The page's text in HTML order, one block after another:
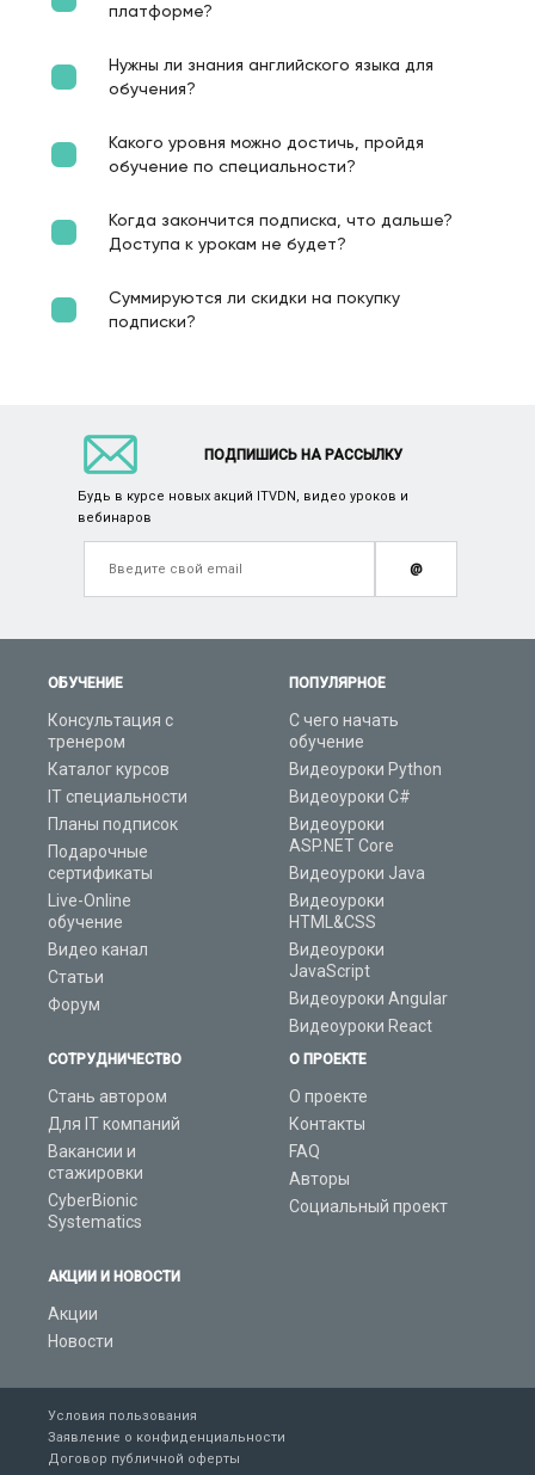
платформе?
Нужны ли знания английского языка для
обучения?
Какого уровня можно достичь, пройдя
обучение по специальности?
Когда закончится подписка, что дальше?
Доступа к урокам не будет?
Суммируются ли скидки на покупку
подписки?
ОБУЧЕНИЕ
Консультация с
тренером
Каталог курсов
IT специальности
Планы подписок
Подарочные
сертификаты
Live-Online
обучение
Видео канал
Статьи
Форум
ПОПУЛЯРНОЕ
С чего начать
обучение
Видеоуроки Python
Видеоуроки C#
Видеоуроки
ASP.NET Core
Видеоуроки Java
Видеоуроки
HTML&CSS
Видеоуроки
JavaScript
Видеоуроки Angular
Видеоуроки React
СОТРУДНИЧЕСТВО
Стань автором
Для IT компаний
Вакансии и
стажировки
CyberBionic
Systematics
АКЦИИ И НОВОСТИ
Акции
Новости
О ПРОЕКТЕ
О проекте
Контакты
FAQ
Авторы
Социальный проект
ПОДПИШИСЬ НА РАССЫЛКУ
Будь в курсе новых акций ITVDN, видео уроков и
вебинаров
@
Условия пользования
Заявление о конфиденциальности
Договор публичной оферты